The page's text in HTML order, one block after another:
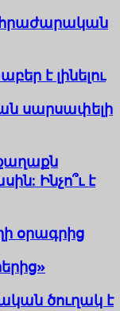
հրաժարական
է լինելու
սարսափելի
Ինչո՞ւ է
օրագրից
ծուղակ է